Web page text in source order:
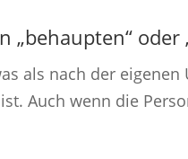
„behaupten“
als nach der
Auch wenn die